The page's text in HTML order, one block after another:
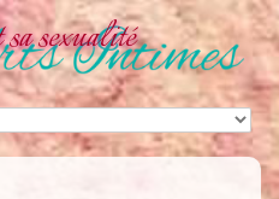
sexualité